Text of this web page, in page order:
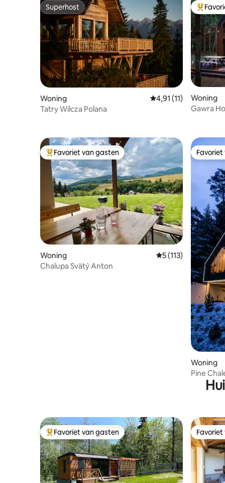
Superhost
Superhost
Woning Gemiddelde
4,91 (11)
Tatry Wilcza Polana
Woning
Gawra
Topfavoriet van gasten
Favoriet van gasten
Woning Gemiddelde
5 (113)
Chalupa Svätý Anton
Woning
Pine
Topfavoriet van gasten
Favoriet van gasten